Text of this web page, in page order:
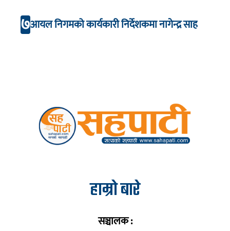
७आयल निगमको कार्यकारी निर्देशकमा नागेन्द्र साह
हाम्रो बारे
सञ्चालक :